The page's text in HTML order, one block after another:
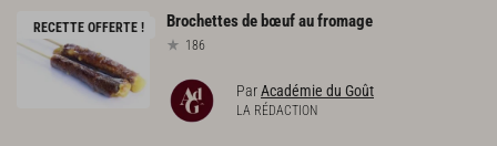
RECETTE OFFERTE ! Brochettesde bœufaufromage
186
ParAcadémie du Goût
LA RÉDACTION